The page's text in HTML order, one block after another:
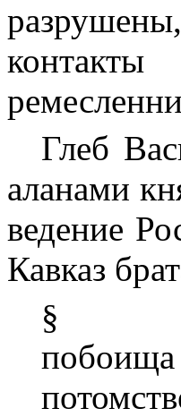
Глеб
аланами
ведение
Кавказ
§